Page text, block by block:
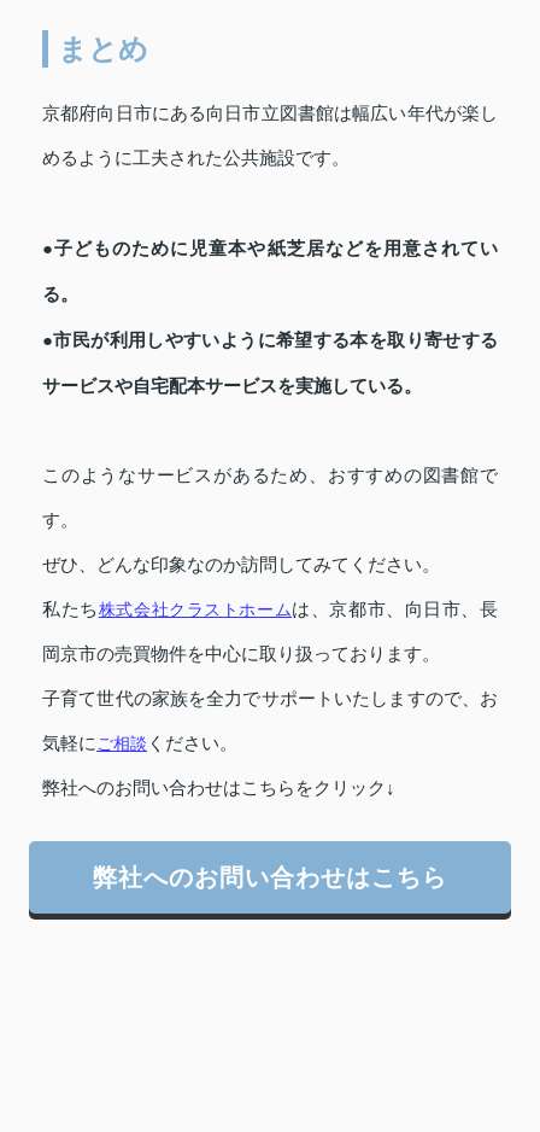
まとめ
京都府向日市にある向日市立図書館は幅広い年代が楽し
めるように工夫された公共施設です。
●子どものために児童本や紙芝居などを用意されてい
る。
●市民が利用しやすいように希望する本を取り寄せする
サービスや自宅配本サービスを実施している。
このようなサービスがあるため、おすすめの図書館で
す。
ぜひ、どんな印象なのか訪問してみてください。
私たち株式会社クラストホームは、京都市、向日市、長
岡京市の売買物件を中心に取り扱っております。
子育て世代の家族を全力でサポートいたしますので、お
気軽に ご相談 ください。
弊社へのお問い合わせはこちらをクリック↓
弊社へのお問い合わせはこちら